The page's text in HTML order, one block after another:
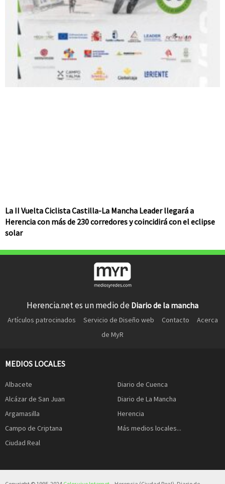
La II Vuelta Ciclista Castilla-La Mancha Leader llegará a
Herencia con más de 230 corredores y coincidirá con el eclipse
solar
Herencia.net es un medio de Diario de la mancha
Artículos patrocinados Servicio de Diseño web Contacto
Acerca
de MyR
MEDIOS LOCALES
Albacete
Alcázar de San Juan
Argamasilla
Campo de Criptana
Ciudad Real
Diario de Cuenca
Diario de La Mancha
Herencia
Más medios locales...